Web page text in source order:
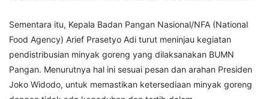
Sementara itu, Kepala Badan Pangan Nasional/NFA (National
Food Agency) Arief Prasetyo Adi turut meninjau kegiatan
pendistribusian minyak goreng yang dilaksanakan BUMN
Pangan. Menurutnya hal ini sesuai pesan dan arahan Presiden
Joko Widodo, untuk memastikan ketersediaan minyak goreng